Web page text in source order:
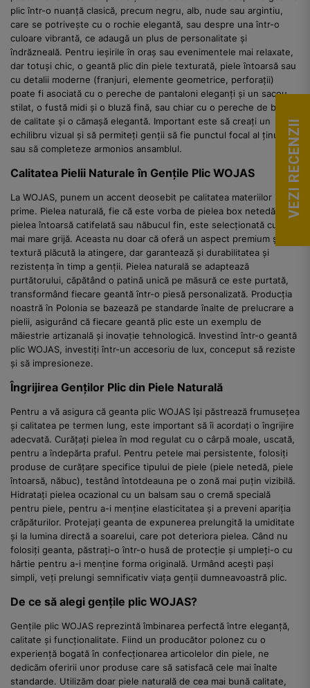
plic într-o nuanță clasică, precum negru, alb, nude sau argintiu,
care se potrivește cu o rochie elegantă, sau despre una într-o
culoare vibrantă, ce adaugă un plus de personalitate și
îndrăzneală. Pentru ieșirile în oraș sau evenimentele mai relaxate,
dar totuși chic, o geantă plic din piele texturată, piele întoarsă sau
cu detalii moderne (franjuri, elemente geometrice, perforații)
poate fi asociată cu o pereche de pantaloni eleganți și un sacou
stilat, o fustă midi și o bluză fină, sau chiar cu o pereche de blugi
de calitate și o cămașă elegantă. Important este să creați un
echilibru vizual și să permiteți genții să fie punctul focal al ținutei,
sau să completeze armonios ansamblul.
Calitatea Pielii Naturale în Gențile Plic WOJAS
La WOJAS, punem un accent deosebit pe calitatea materiilor
prime. Pielea naturală, fie că este vorba de pielea box netedă,
pielea întoarsă catifelată sau năbucul fin, este selecționată cu cea
mai mare grijă. Aceasta nu doar că oferă un aspect premium și o
textură plăcută la atingere, dar garantează și durabilitatea și
rezistența în timp a genții. Pielea naturală se adaptează
purtătorului, căpătând o patină unică pe măsură ce este purtată,
transformând fiecare geantă într-o piesă personalizată. Producția
noastră în Polonia se bazează pe standarde înalte de prelucrare a
pielii, asigurând că fiecare geantă plic este un exemplu de
măiestrie artizanală și inovație tehnologică. Investind într-o geantă
plic WOJAS, investiți într-un accesoriu de lux, conceput să reziste
și să impresioneze.
Îngrijirea Genților Plic din Piele Naturală
Pentru a vă asigura că geanta plic WOJAS își păstrează frumusețea
și calitatea pe termen lung, este important să îi acordați o îngrijire
adecvată. Curățați pielea în mod regulat cu o cârpă moale, uscată,
pentru a îndepărta praful. Pentru petele mai persistente, folosiți
produse de curățare specifice tipului de piele (piele netedă, piele
întoarsă, năbuc), testând întotdeauna pe o zonă mai puțin vizibilă.
Hidratați pielea ocazional cu un balsam sau o cremă specială
pentru piele, pentru a-i menține elasticitatea și a preveni apariția
crăpăturilor. Protejați geanta de expunerea prelungită la umiditate
și la lumina directă a soarelui, care pot deteriora pielea. Când nu
folosiți geanta, păstrați-o într-o husă de protecție și umpleți-o cu
hârtie pentru a-i menține forma originală. Urmând acești pași
simpli, veți prelungi semnificativ viața genții dumneavoastră plic.
De ce să alegi gențile plic WOJAS?
Gențile plic WOJAS reprezintă îmbinarea perfectă între eleganță,
calitate și funcționalitate. Fiind un producător polonez cu o
experiență bogată în confecționarea articolelor din piele, ne
dedicăm oferirii unor produse care să satisfacă cele mai înalte
standarde. Utilizăm doar piele naturală de cea mai bună calitate,
VEZI RECENZII